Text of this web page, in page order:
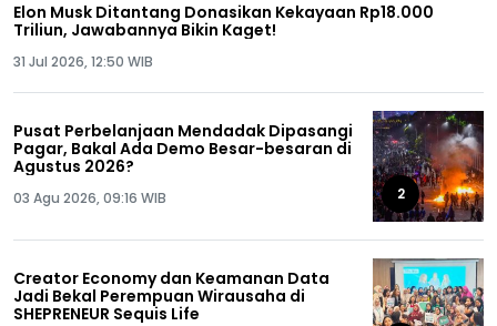
Elon Musk Ditantang Donasikan Kekayaan Rp18.000
Triliun, Jawabannya Bikin Kaget!
31 Jul 2026, 12:50 WIB
Pusat Perbelanjaan Mendadak Dipasangi
Pagar, Bakal Ada Demo Besar-besaran di
Agustus 2026?
03 Agu 2026, 09:16 WIB 2
Creator Economy dan Keamanan Data
Jadi Bekal Perempuan Wirausaha di
SHEPRENEUR Sequis Life